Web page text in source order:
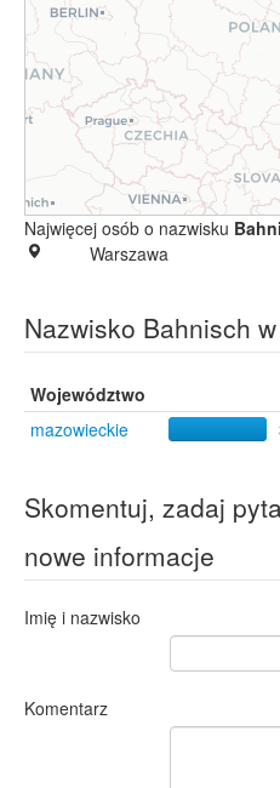
Najwięcej osób o nazwisku
Warszawa
Nazwisko Bahnisch
Województwo
mazowieckie
Skomentuj, zadaj
nowe informacje
Imię i nazwisko
Komentarz